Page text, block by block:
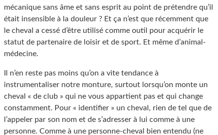
mécanique sans âme et sans esprit au point de prétendre qu’il
était insensible à la douleur ? Et ça n’est que récemment que
le cheval a cessé d’être utilisé comme outil pour acquérir le
statut de partenaire de loisir et de sport. Et même d’animal-
médecine.
Il n’en reste pas moins qu’on a vite tendance à
instrumentaliser notre monture, surtout lorsqu’on monte un
cheval « de club » qui ne vous appartient pas et qui change
constamment. Pour « identifier » un cheval, rien de tel que de
l’appeler par son nom et de s’adresser à lui comme à une
personne. Comme à une personne-cheval bien entendu (ne